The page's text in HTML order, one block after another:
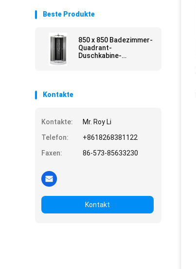
Beste Produkte
850 x 850 Badezimmer-
Quadrant-
Duschkabine-
Kontakte
Kontakte:
Mr. Roy Li
Telefon:
+8618268381122
Faxen:
86-573-85633230
Kontakt